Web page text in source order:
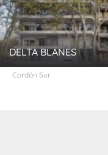
DELTA BLANES
Cordón Sur